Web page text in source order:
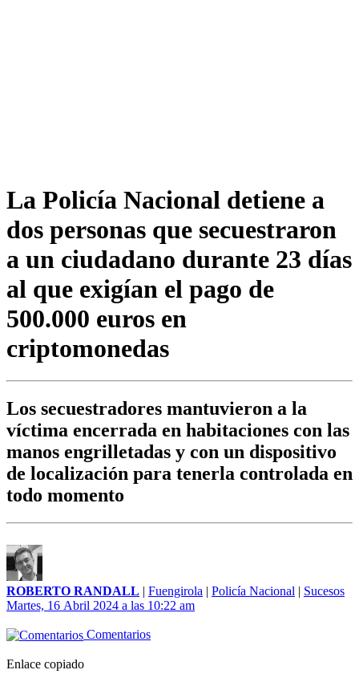
La Policía Nacional detiene a
dos personas que secuestraron
a un ciudadano durante 23 días
al que exigían el pago de
500.000 euros en
criptomonedas
Los secuestradores mantuvieron a la
víctima encerrada en habitaciones con las
manos engrilletadas y con un dispositivo
de localización para tenerla controlada en
todo momento
ROBERTO RANDALL | Fuengirola | Policía Nacional | Sucesos
Martes, 16 Abril 2024 a las 10:22 am
Comentarios
Enlace copiado